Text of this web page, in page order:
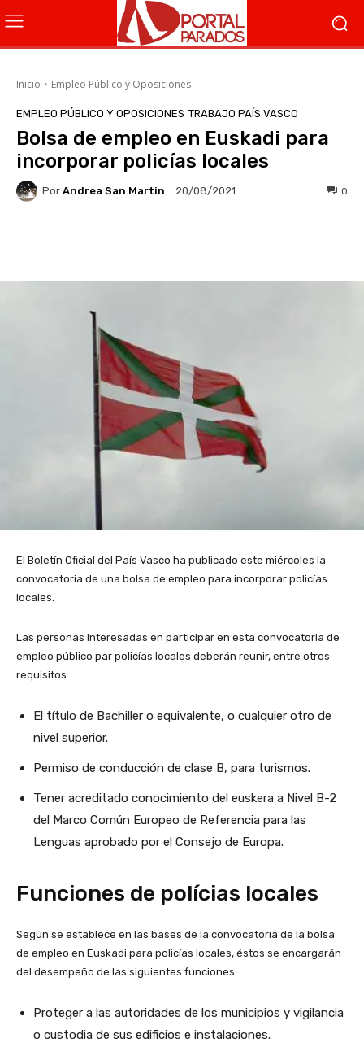
Inicio Empleo Público y Oposiciones
EMPLEO PÚBLICO Y OPOSICIONES TRABAJO PAÍS VASCO
Bolsa de empleo en Euskadi para
incorporar policías locales
Por Andrea San Martin 20/08/2021 0
El Boletín Oficial del País Vasco ha publicado este miércoles la
convocatoria de una bolsa de empleo para incorporar policías
locales.
Las personas interesadas en participar en esta convocatoria de
empleo público par policías locales deberán reunir, entre otros
requisitos:
El título de Bachiller o equivalente, o cualquier otro de
nivel superior.
Permiso de conducción de clase B, para turismos.
Tener acreditado conocimiento del euskera a Nivel B-2
del Marco Común Europeo de Referencia para las
Lenguas aprobado por el Consejo de Europa.
Funciones de polícias locales
Según se establece en las bases de la convocatoria de la bolsa
de empleo en Euskadi para policías locales, éstos se encargarán
del desempeño de las siguientes funciones:
Proteger a las autoridades de los municipios y vigilancia
o custodia de sus edificios e instalaciones.